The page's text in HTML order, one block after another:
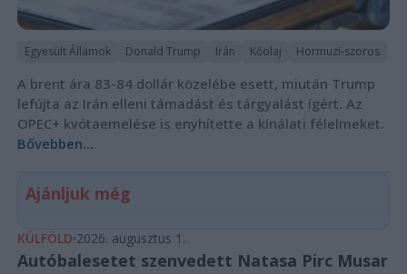
Egyesült Államok Donald Trump Irán Kőolaj Hormuzi-szoros
A brent ára 83-84 dollár közelébe esett, miután Trump
lefújta az Irán elleni támadást és tárgyalást ígért. Az
OPEC+ kvótaemelése is enyhítette a kínálati félelmeket.
Bővebben...
Ajánljuk még
KÜLFÖLD 2026. augusztus 1.
Autóbalesetet szenvedett Natasa Pirc Musar